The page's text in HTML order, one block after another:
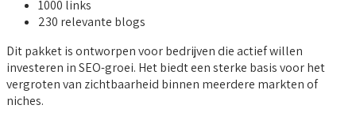
1000 links
230 relevante blogs
Dit pakket is ontworpen voor bedrijven die actief willen
investeren in SEO-groei. Het biedt een sterke basis voor het
vergroten van zichtbaarheid binnen meerdere markten of
niches.